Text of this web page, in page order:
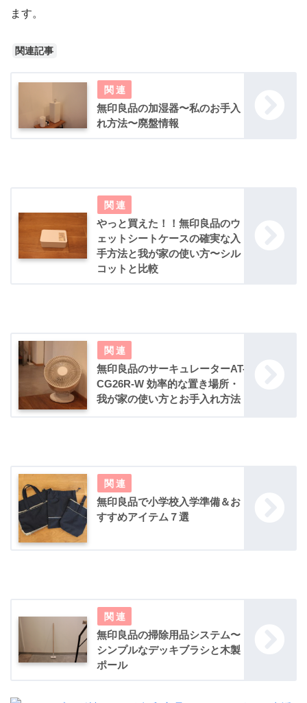
ます。
関連記事
無印良品の加湿器〜私のお手入
れ方法〜廃盤情報
やっと買えた！！無印良品のウ
ェットシートケースの確実な入
手方法と我が家の使い方〜シル
コットと比較
無印良品のサーキュレーターAT-
CG26R-W 効率的な置き場所・
我が家の使い方とお手入れ方法
無印良品で小学校入学準備＆お
すすめアイテム７選
無印良品の掃除用品システム〜
シンプルなデッキブラシと木製
ポール